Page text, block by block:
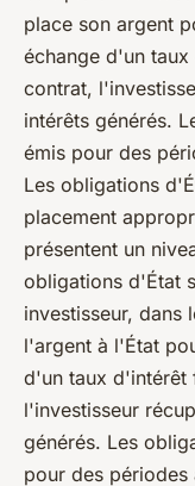
place son argent
échange d'un
contrat,
intérêts générés.
émis pour des
Les obligations
placement
présentent un
obligations d'État
investisseur, dans
l'argent à l'État
d'un taux d'intérêt
l'investisseur
générés. Les
pour des périodes